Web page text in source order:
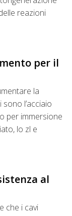
reazioni
per il
la
l’acciaio
per immersione
lo zl e
al
che i cavi